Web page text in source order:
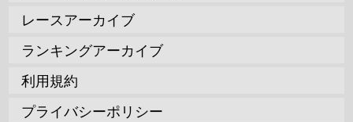
レースアーカイブ
ランキングアーカイブ
利用規約
プライバシーポリシー